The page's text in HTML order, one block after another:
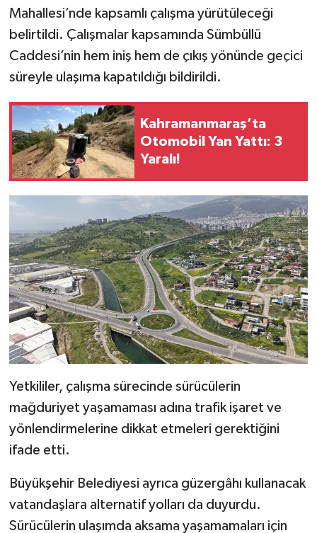
Mahallesi’nde kapsamlı çalışma yürütüleceği
belirtildi. Çalışmalar kapsamında Sümbüllü
Caddesi’nin hem iniş hem de çıkış yönünde geçici
süreyle ulaşıma kapatıldığı bildirildi.
Kahramanmaraş’ta
Otomobil Yan Yattı: 3
Yaralı!
Yetkililer, çalışma sürecinde sürücülerin
mağduriyet yaşamaması adına trafik işaret ve
yönlendirmelerine dikkat etmeleri gerektiğini
ifade etti.
Büyükşehir Belediyesi ayrıca güzergâhı kullanacak
vatandaşlara alternatif yolları da duyurdu.
Sürücülerin ulaşımda aksama yaşamamaları için
Yemek
SİVİL TOPLUM
SEÇİM 2014
KİM KİMDİR
ÇEK GÖNDER
KİTAP
HEDEF2020
OTOMOBİL
MİZAH
TARİH
Genel
Politika
BÖLGEDEN